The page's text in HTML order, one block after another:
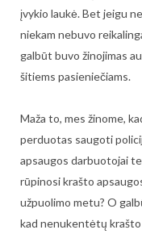
įvykio laukė. Bet jeigu
niekam nebuvo
galbūt buvo žinojimas
šitiems pasieniečiams.
Maža to, mes žinome,
perduotas saugoti
apsaugos darbuotojai
rūpinosi krašto
užpuolimo metu? O
kad nenukentėtų